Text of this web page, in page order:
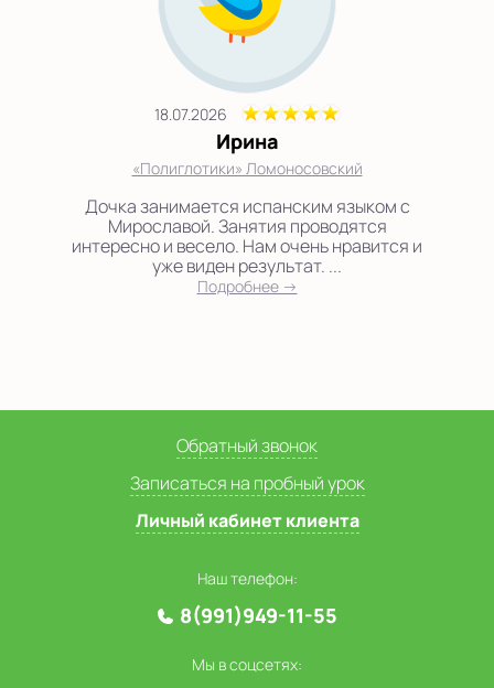
18.07.2026
Ирина
«Полиглотики» Ломоносовский
Дочка занимается испанским языком с
Мирославой. Занятия проводятся
интересно и весело. Нам очень нравится и
уже виден результат. ...
Подробнее →
Обратный звонок
Записаться на пробный урок
Личный кабинет клиента
Наш телефон:
8(991)949-11-55
Мы в соцсетях: